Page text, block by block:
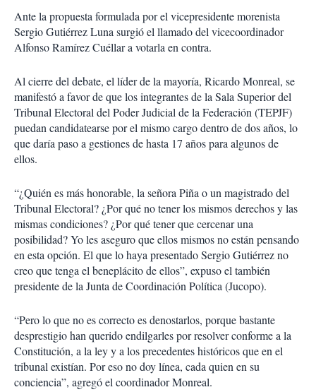
Ante la propuesta formulada por el vicepresidente morenista
Sergio Gutiérrez Luna surgió el llamado del vicecoordinador
Alfonso Ramírez Cuéllar a votarla en contra.
Al cierre del debate, el líder de la mayoría, Ricardo Monreal, se
manifestó a favor de que los integrantes de la Sala Superior del
Tribunal Electoral del Poder Judicial de la Federación (TEPJF)
puedan candidatearse por el mismo cargo dentro de dos años, lo
que daría paso a gestiones de hasta 17 años para algunos de
ellos.
“¿Quién es más honorable, la señora Piña o un magistrado del
Tribunal Electoral? ¿Por qué no tener los mismos derechos y las
mismas condiciones? ¿Por qué tener que cercenar una
posibilidad? Yo les aseguro que ellos mismos no están pensando
en esta opción. El que lo haya presentado Sergio Gutiérrez no
creo que tenga el beneplácito de ellos”, expuso el también
presidente de la Junta de Coordinación Política (Jucopo).
“Pero lo que no es correcto es denostarlos, porque bastante
desprestigio han querido endilgarles por resolver conforme a la
Constitución, a la ley y a los precedentes históricos que en el
tribunal existían. Por eso no doy línea, cada quien en su
conciencia”, agregó el coordinador Monreal.